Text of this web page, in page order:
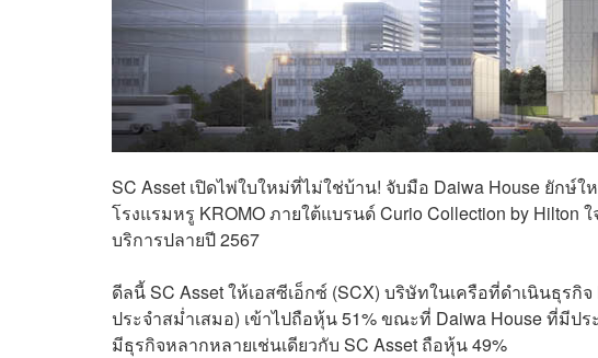
SC Asset เปิดไพ่ใบใหม่ที่ไม่ใช่บ้าน! จับมือ Daiwa House ยั
โรงแรมหรู KROMO ภายใต้แบรนด์ Curio Collection by Hilton
บริการปลายปี 2567
ดีลนี้ SC Asset ให้เอสซีเอ็กซ์ (SCX) บริษัทในเครือที่ดำเนินธุรกิ
ประจำสม่ำเสมอ) เข้าไปถือหุ้น 51% ขณะที่ Daiwa House ที่มีป
มีธุรกิจหลากหลายเช่นเดียวกับ SC Asset ถือหุ้น 49%